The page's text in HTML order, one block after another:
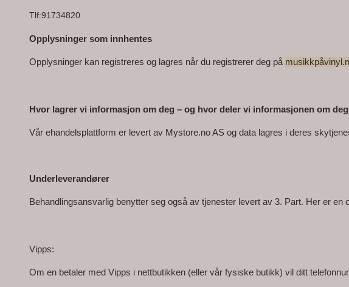
Tlf:91734820
Opplysninger som innhentes
Opplysninger kan registreres og lagres når du registrerer deg på
Hvor lagrer vi informasjon om deg – og hvor deler vi informasjonen om
Vår ehandelsplattform er levert av Mystore.no AS og data lagres i deres
Underleverandører
Behandlingsansvarlig benytter seg også av tjenester levert av 3. Part. Her er
Vipps:
Om en betaler med Vipps i nettbutikken (eller vår fysiske butikk) vil ditt